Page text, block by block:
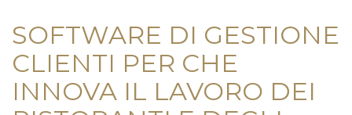
SOFTWARE DI GESTIONE
CLIENTI PER CHE
INNOVA IL LAVORO DEI